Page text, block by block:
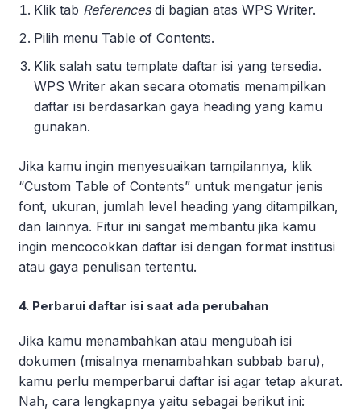
Klik tab Referencesdi bagian atas WPS Writer.
Pilih menu Table of Contents.
Klik salah satu template daftar isi yang tersedia.
WPS Writer akan secara otomatis menampilkan
daftar isi berdasarkan gaya heading yang kamu
gunakan.
Jika kamu ingin menyesuaikan tampilannya, klik
“Custom Table of Contents” untuk mengatur jenis
font, ukuran, jumlah level heading yang ditampilkan,
dan lainnya. Fitur ini sangat membantu jika kamu
ingin mencocokkan daftar isi dengan format institusi
atau gaya penulisan tertentu.
4. Perbarui daftar isi saat ada perubahan
Jika kamu menambahkan atau mengubah isi
dokumen (misalnya menambahkan subbab baru),
kamu perlu memperbarui daftar isi agar tetap akurat.
Nah, cara lengkapnya yaitu sebagai berikut ini: